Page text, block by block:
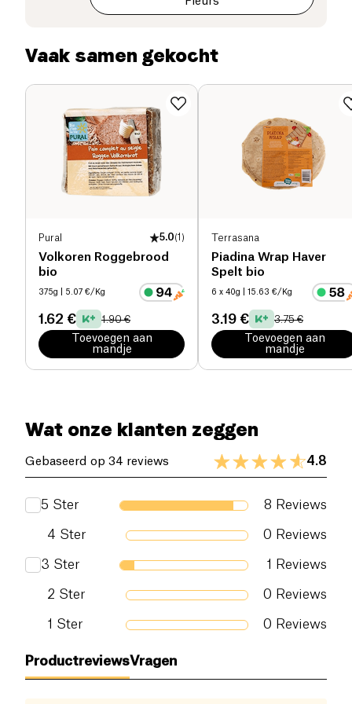
Vaak samen gekocht
Pural 5.0(1 )
Volkoren Roggebrood
bio
375g | 5.07 €/Kg
1.62 € 1.90 €
Toevoegen aan
mandje
Terrasana
Piadina Wrap Haver
Spelt bio
6 x 40g | 15.63 €/Kg
3.19 € 3.75 €
Toevoegen aan
mandje
Eiwitten (g)
0.62 g
Wat onze klanten zeggen
Gebaseerd op 34 reviews 4.8
5 Ster 8 Reviews
4 Ster 0 Reviews
3 Ster 1 Reviews
2 Ster 0 Reviews
1 Ster 0 Reviews
ProductreviewsVragen